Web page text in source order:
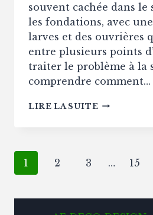
souvent cachée dans le
les fondations, avec
larves et des ouvrières
entre plusieurs points
traiter le problème à la
comprendre comment…
LIRE LA SUITE
FOURMIS
Navigation
1 2 3 … 15